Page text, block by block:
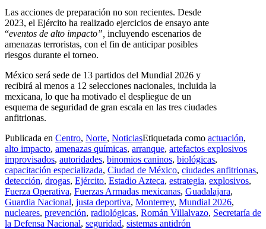
Las acciones de preparación no son recientes. Desde
2023, el Ejército ha realizado ejercicios de ensayo ante
“eventos de alto impacto”, incluyendo escenarios de
amenazas terroristas, con el fin de anticipar posibles
riesgos durante el torneo.
México será sede de 13 partidos del Mundial 2026 y
recibirá al menos a 12 selecciones nacionales, incluida la
mexicana, lo que ha motivado el despliegue de un
esquema de seguridad de gran escala en las tres ciudades
anfitrionas.
Publicada en Centro, Norte, NoticiasEtiquetada como actuación,
alto impacto, amenazas químicas, arranque, artefactos explosivos
improvisados, autoridades, binomios caninos, biológicas,
capacitación especializada, Ciudad de México, ciudades anfitrionas,
detección, drogas, Ejército, Estadio Azteca, estrategia, explosivos,
Fuerza Operativa, Fuerzas Armadas mexicanas, Guadalajara,
Guardia Nacional, justa deportiva, Monterrey, Mundial 2026,
nucleares, prevención, radiológicas, Román Villalvazo, Secretaría de
la Defensa Nacional, seguridad, sistemas antidrón